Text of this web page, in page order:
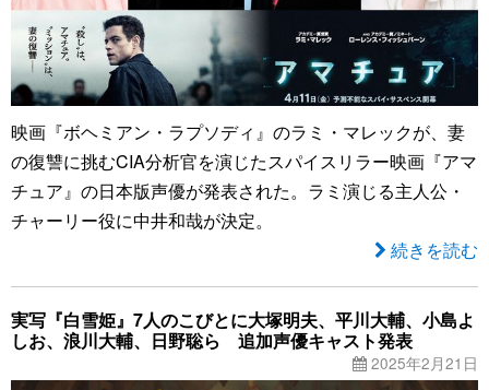
映画『ボヘミアン・ラプソディ』のラミ・マレックが、妻
の復讐に挑むCIA分析官を演じたスパイスリラー映画『アマ
チュア』の日本版声優が発表された。ラミ演じる主人公・
チャーリー役に中井和哉が決定。
続きを読む
実写『白雪姫』7人のこびとに大塚明夫、平川大輔、小島よ
しお、浪川大輔、日野聡ら 追加声優キャスト発表
2025年2月21日